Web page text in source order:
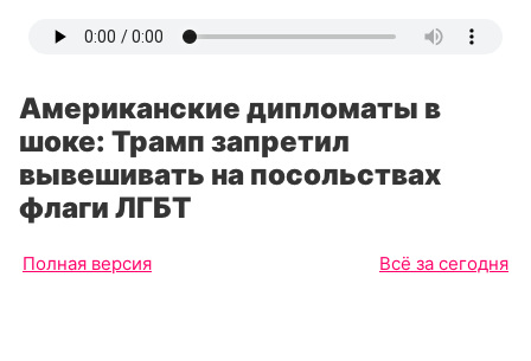
Американские дипломаты в
шоке: Трамп запретил
вывешивать на посольствах
флаги ЛГБТ
Полная версия Всё за сегодня